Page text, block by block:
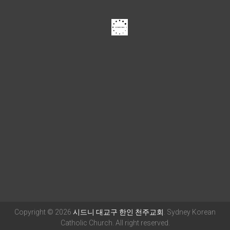
Copyright © 2026 시드니 대교구 한인 천주교회 . Sydney Korean
Catholic Church. All right reserved.